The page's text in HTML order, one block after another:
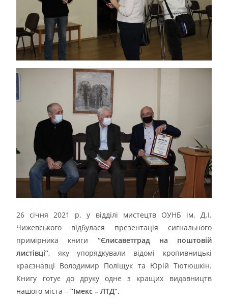
26 cічня 2021 р. у відділі мистецтв ОУНБ ім. Д.І.
Чижевського відбулася презентація сигнального
примірника книги “Єлисаветград на поштовій
листівці”, яку упорядкували відомі кропивницькі
краєзнавці Володимир Поліщук та Юрій Тютюшкін.
Книгу готує до друку одне з кращих видавництв
нашого міста –“Імекс – ЛТД”.